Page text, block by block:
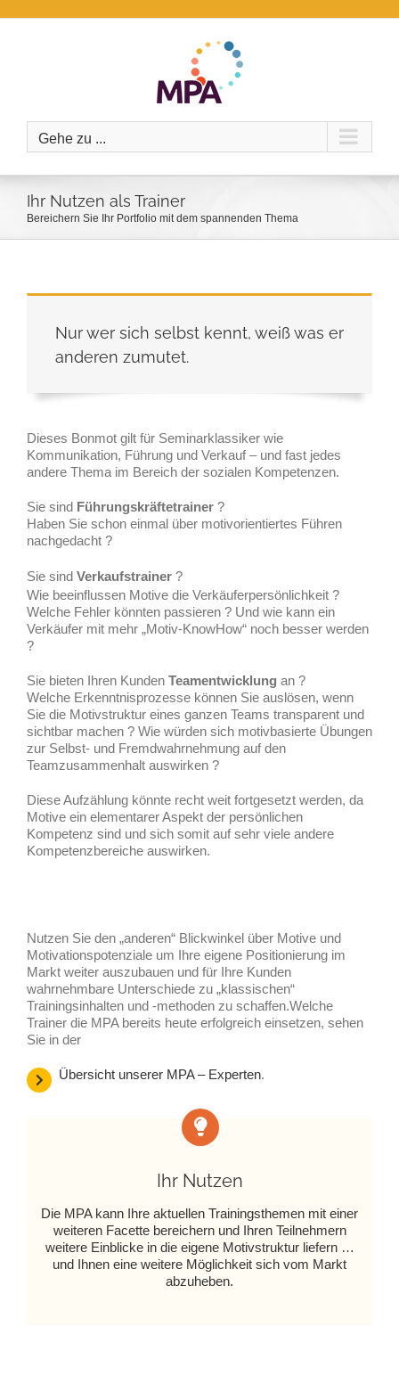
Gehe zu ...
Ihr Nutzen als Trainer
Bereichern Sie Ihr Portfolio mit dem spannenden Thema
Nur wer sich selbst kennt, weiß was er
anderen zumutet.
Dieses Bonmot gilt für Seminarklassiker wie
Kommunikation, Führung und Verkauf – und fast jedes
andere Thema im Bereich der sozialen Kompetenzen.
Sie sind Führungskräftetrainer?
Haben Sie schon einmal über motivorientiertes Führen
nachgedacht ?
Sie sind Verkaufstrainer?
Wie beeinflussen Motive die Verkäuferpersönlichkeit ?
Welche Fehler könnten passieren ? Und wie kann ein
Verkäufer mit mehr „Motiv-KnowHow“ noch besser werden
?
Sie bieten Ihren Kunden Teamentwicklung an ?
Welche Erkenntnisprozesse können Sie auslösen, wenn
Sie die Motivstruktur eines ganzen Teams transparent und
sichtbar machen ? Wie würden sich motivbasierte Übungen
zur Selbst- und Fremdwahrnehmung auf den
Teamzusammenhalt auswirken ?
Diese Aufzählung könnte recht weit fortgesetzt werden, da
Motive ein elementarer Aspekt der persönlichen
Kompetenz sind und sich somit auf sehr viele andere
Kompetenzbereiche auswirken.
Nutzen Sie den „anderen“ Blickwinkel über Motive und
Motivationspotenziale um Ihre eigene Positionierung im
Markt weiter auszubauen und für Ihre Kunden
wahrnehmbare Unterschiede zu „klassischen“
Trainingsinhalten und -methoden zu schaffen.Welche
Trainer die MPA bereits heute erfolgreich einsetzen, sehen
Sie in der
Übersicht unserer MPA – Experten.
Ihr Nutzen
Die MPA kann Ihre aktuellen Trainingsthemen mit einer
weiteren Facette bereichern und Ihren Teilnehmern
weitere Einblicke in die eigene Motivstruktur liefern …
und Ihnen eine weitere Möglichkeit sich vom Markt
abzuheben.